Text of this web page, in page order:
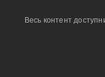
Весь контент